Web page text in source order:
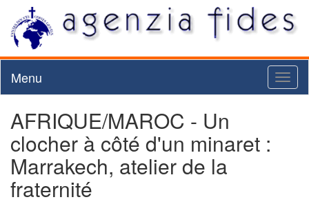
Menu
AFRIQUE/MAROC - Un
clocher à côté d'un minaret :
Marrakech, atelier de la
fraternité